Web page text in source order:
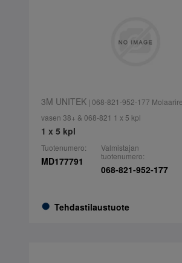
3M UNITEK| 068-821-952-177
vasen 38+ & 068-821 1 x 5 kpl
1 x 5 kpl
Tuotenumero:
MD177791
Tehdastilaustuote
Valmistajan
tuotenumero:
068-821-952-177